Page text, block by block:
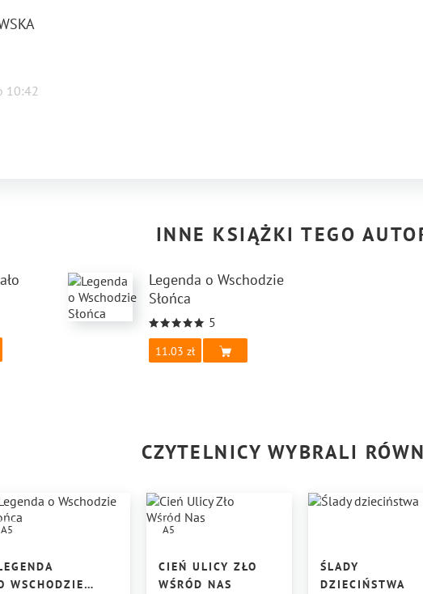
10:42
INNE KSIĄŻKI TEGO
Legenda o Wschodzie
Słońca
5
11.03
CZYTELNICY WYBRALI
A5
WSCHODZIE
A5
CIEŃ ULICY ZŁO
WŚRÓD NAS
ŚLADY
DZIECIŃSTWA